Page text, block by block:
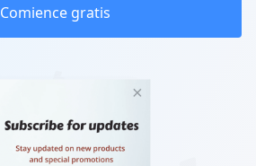
Comience gratis